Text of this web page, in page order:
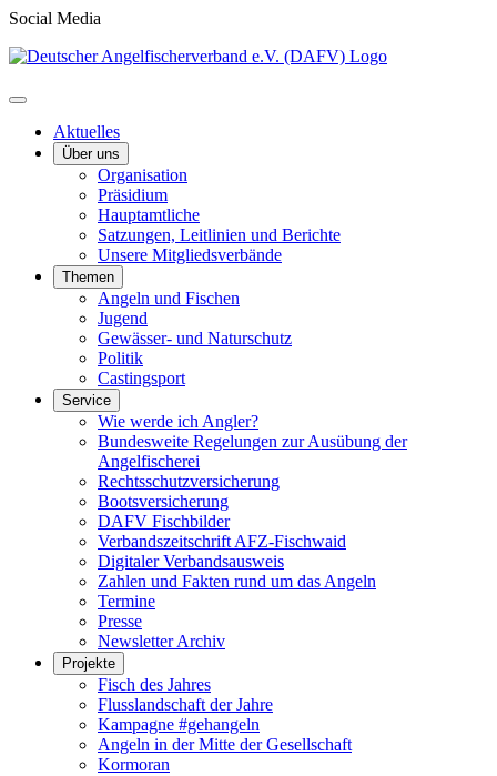
Social Media
Aktuelles
Über uns
Organisation
Präsidium
Hauptamtliche
Satzungen, Leitlinien und Berichte
Unsere Mitgliedsverbände
Themen
Angeln und Fischen
Jugend
Gewässer- und Naturschutz
Politik
Castingsport
Service
Wie werde ich Angler?
Bundesweite Regelungen zur Ausübung der
Angelfischerei
Rechtsschutzversicherung
Bootsversicherung
DAFV Fischbilder
Verbandszeitschrift AFZ-Fischwaid
Digitaler Verbandsausweis
Zahlen und Fakten rund um das Angeln
Termine
Presse
Newsletter Archiv
Projekte
Fisch des Jahres
Flusslandschaft der Jahre
Kampagne #gehangeln
Angeln in der Mitte der Gesellschaft
Kormoran